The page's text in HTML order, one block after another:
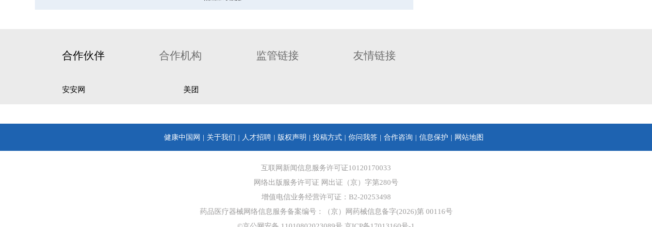
合作伙伴 合作机构 监管链接 友情链接
安安网 美团
健康中国网 关于我们 人才招聘 版权声明 投稿方式 你问我答 合作咨询 信息保护 网站地图
互联网新闻信息服务许可证10120170033
网络出版服务许可证 网出证（京）字第280号
增值电信业务经营许可证：B2-20253498
药品医疗器械网络信息服务备案编号：（京）网药械信息备字(2026)第 00116号